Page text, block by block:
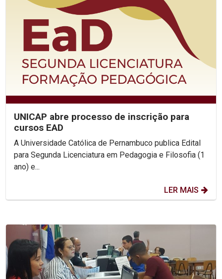
UNICAP abre processo de inscrição para
cursos EAD
A Universidade Católica de Pernambuco publica Edital
para Segunda Licenciatura em Pedagogia e Filosofia (1
ano) e...
LER MAIS